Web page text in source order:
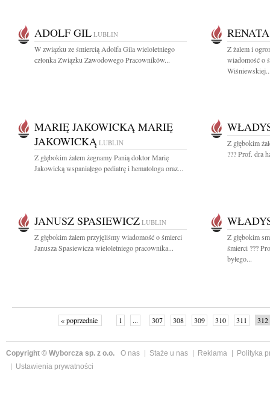
ADOLF GIL LUBLIN
W związku ze śmiercią Adolfa Gila wieloletniego
członka Związku Zawodowego Pracowników...
Z żalem i
wiadomość o
MARIĘ JAKOWICKĄ MARIĘ
JAKOWICKĄ LUBLIN
Z głębokim żalem żegnamy Panią doktor Marię
Jakowicką wspaniałego pediatrę i hematologa oraz...
Z głębokim
??? Prof. dra
JANUSZ SPASIEWICZ LUBLIN
Z głębokim żalem przyjęliśmy wiadomość o śmierci
Janusza Spasiewicza wieloletniego pracownika...
Z głębokim
śmierci ???
byłego...
« poprzednie 1 ... 307 308 309 310 311 312
Copyright © Wyborcza sp. z o.o. O nas Staże u nas Reklama
Polityka
Ustawienia prywatności